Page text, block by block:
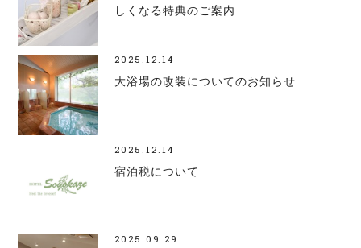
しくなる特典のご案内
2025.12.14
大浴場の改装についてのお知らせ
2025.12.14
宿泊税について
2025.09.29